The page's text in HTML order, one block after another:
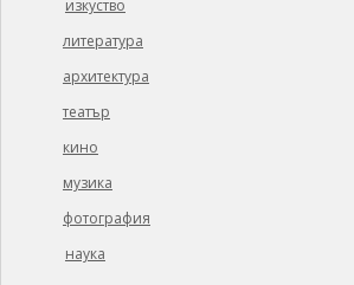
изкуство
литература
архитектура
театър
кино
музика
фотография
наука